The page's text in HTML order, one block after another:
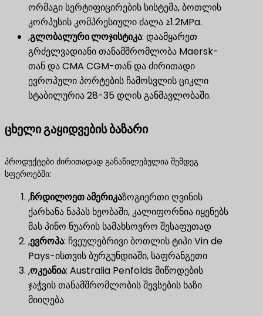
ორმაგი სერტიფიცირების სისტემა, ბოთლის
კორპუსის კომპრესიული ძალა ≥1.2MPa.
,გლობალური ლოჯისტიკა​: დაამყარეთ
გრძელვადიანი თანამშრომლობა Maersk-
თან და CMA CGM-თან და ძირითადი
ევროპული პორტების ჩამოსვლის ციკლი
სტაბილურია 28-35 დღის განმავლობაში.
ცხელი გაყიდვების ბაზარი
პროდუქტები ძირითადად განაწილებულია შემდეგ
სფეროებში:
,ჩრდილოეთ ამერიკაზოგიერთი ღვინის
ქარხანა ნაპას ხეობაში, კალიფორნია იყენებს
მას პინო ნუარის სამახსოვრო შესაფუთად
,ევროპა​: ჩვეულებრივი ბოთლის ტიპი Vin de
Pays-ისთვის ბურგუნდიაში, საფრანგეთი
,ოკეანია​: Australia Penfolds მიწოდების
ჯაჭვის თანამშრომლობის შევსების ხაზი
მიიღება